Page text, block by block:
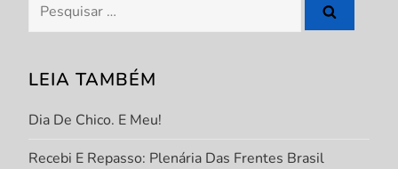
o
s
t
por:
LEIA TAMBÉM
Dia De Chico. E Meu!
Recebi E Repasso: Plenária Das Frentes Brasil